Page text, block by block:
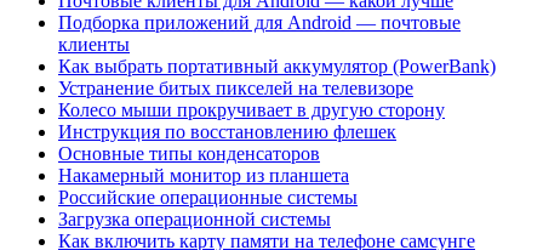
Подборка приложений для Android — почтовые
клиенты
Как выбрать портативный аккумулятор (PowerBank)
Устранение битых пикселей на телевизоре
Колесо мыши прокручивает в другую сторону
Инструкция по восстановлению флешек
Основные типы конденсаторов
Накамерный монитор из планшета
Российские операционные системы
Загрузка операционной системы
Как включить карту памяти на телефоне самсунге